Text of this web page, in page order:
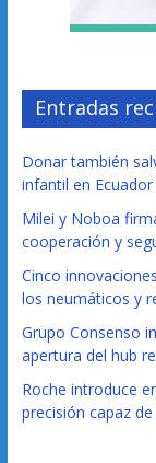
Entradas
Donar también
infantil en Ecuador
Milei y Noboa
cooperación y
Cinco
los neumáticos y
Grupo Consenso
apertura del hub
Roche introduce
precisión capaz